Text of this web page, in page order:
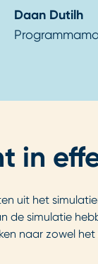
Daan Dutilh
in
uit het
de simulatie
naar zowel